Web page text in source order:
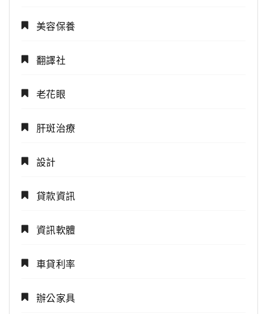
美容保養
翻譯社
老花眼
肝斑治療
設計
貸款資訊
資訊軟體
車貸利率
辦公家具